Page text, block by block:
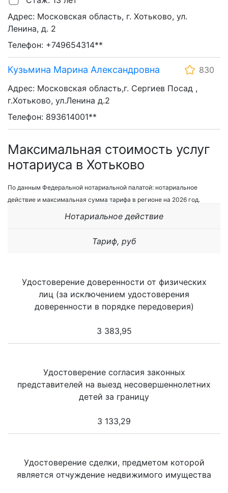
Адрес: Московская область, г. Хотьково, ул.
Ленина, д. 2
Телефон: +749654314**
Кузьмина Марина Александровна
830
Адрес: Московская область,г. Сергиев Посад ,
г.Хотьково, ул.Ленина д.2
Телефон: 893614001**
Максимальная стоимость услуг
нотариуса в Хотьково
По данным Федеральной нотариальной палатой: нотариальное
действие и максимальная сумма тарифа в регионе на 2026 год.
Нотариальное действие
Тариф, руб
Удостоверение доверенности от физических
лиц (за исключением удостоверения
доверенности в порядке передоверия)
3 383,95
Удостоверение согласия законных
представителей на выезд несовершеннолетних
детей за границу
3 133,29
Удостоверение сделки, предметом которой
является отчуждение недвижимого имущества